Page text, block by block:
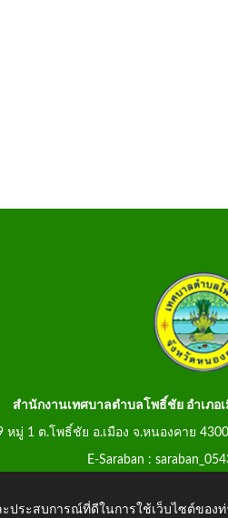
สำนักงานเทศบาลตำบลโพธิ์ชัย อำเภอ
หมู่ 1 ต.โพธิ์ชัย อ.เมือง จ.หนองคาย
E-Saraban :
ประสบการณ์ที่ดีในการใช้เว็บไซต์ของ